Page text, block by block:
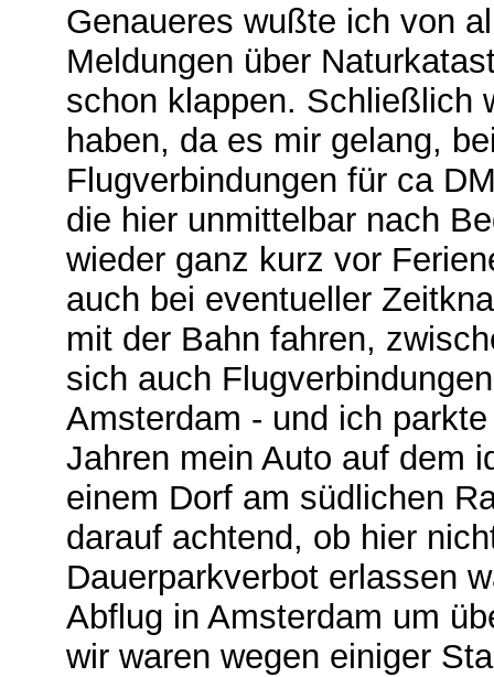
Genaueres wußte ich von
Meldungen über
schon klappen. Schließlich
haben, da es mir gelang,
Flugverbindungen für ca
die hier unmittelbar nach
wieder ganz kurz vor
auch bei eventueller
mit der Bahn fahren,
sich auch
Amsterdam - und ich
Jahren mein Auto auf dem
einem Dorf am südlichen
darauf achtend, ob hier
Dauerparkverbot erlassen
Abflug in Amsterdam um
wir waren wegen einiger